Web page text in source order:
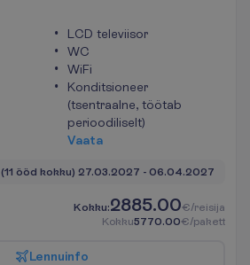
LCD televiisor
WC
WiFi
Konditsioneer
(tsentraalne, töötab
perioodiliselt)
Vaata
(11 ööd kokku) 27.03.2027 - 06.04.2027
Kokku:2885.00€/reisija
Kokku5770.00€/pakett
Lennuinfo